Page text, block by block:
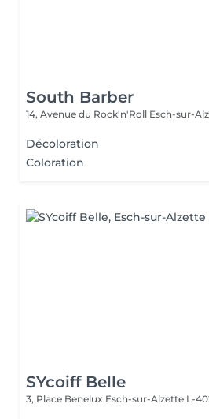
South Barber
14, Avenue du Rock'n'Roll Esch-sur-
Décoloration
Coloration
SYcoiff Belle
3, Place Benelux Esch-sur-Alzette L-